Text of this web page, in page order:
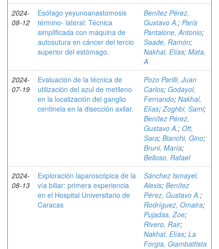
2024-
08-12
Esófago yeyunoanastomosis
término- lateral: Técnica
simplificada con máquina de
autosutura en cáncer del tercio
superior del estómago.
Benítez Pérez,
Gustavo A.; París
Pantalone, Antonio;
Saade, Ramón;
Nakhal, Elías; Mata,
A
2024-
07-19
Evaluación de la técnica de
utilización del azul de metileno
en la localización del ganglio
centinela en la disección axilar.
Pozo Parilli, Juan
Carlos; Godayol,
Fernando; Nakhal,
Elías;Zoghbi, Sami;
Benítez Pérez,
Gustavo A.; Ott,
Sara; Bianchi, Gino;
Bruni, María;
Belloso, Rafael
2024-
08-13
Exploración laparoscópica de la
vía biliar: primera experiencia
en el Hospital Universitario de
Caracas
Sánchez Ismayel,
Alexis; Benítez
Pérez, Gustavo A.;
Rodríguez, Omaira;
Pujadas, Zoe;
Rivero, Rair;
Nakhal, Elías; La
Forgia, Giambattista